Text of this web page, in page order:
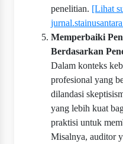
penelitian. [Lihat
Memperbaiki
Berdasarkan
Dalam konteks
profesional yang
dilandasi
yang lebih kuat
praktisi untuk
Misalnya, auditor